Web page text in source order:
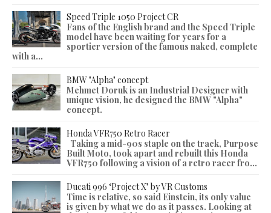
Speed Triple 1050 Project CR
Fans of the English brand and the Speed Triple
model have been waiting for years for a
sportier version of the famous naked, complete
with a...
BMW "Alpha" concept
Mehmet Doruk is an Industrial Designer with
unique vision, he designed the BMW "Alpha"
concept.
Honda VFR750 Retro Racer
Taking a mid-90s staple on the track, Purpose
Built Moto, took apart and rebuilt this Honda
VFR750 following a vision of a retro racer fro...
Ducati 996 ‘Project X’ by VR Customs
Time is relative, so said Einstein, its only value
is given by what we do as it passes. Looking at